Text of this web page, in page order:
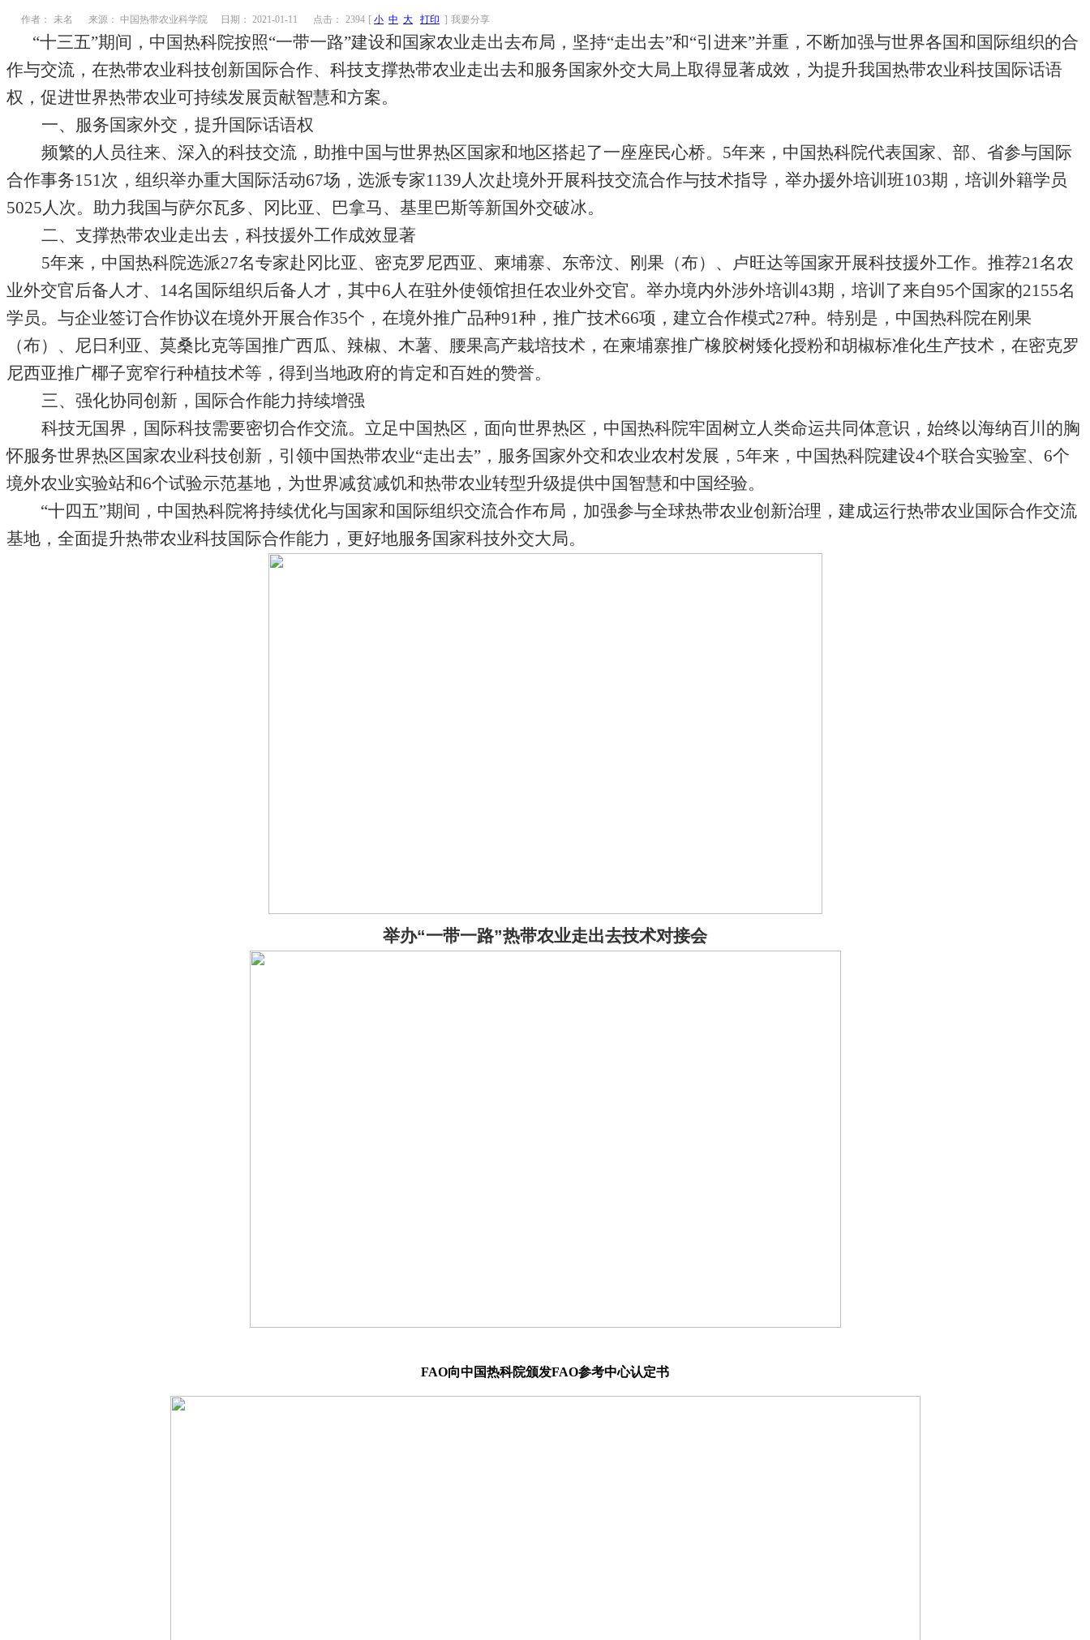
作者： 未名 来源： 中国热带农业科学院 日期： 2021-01-11 点击： 2394 [ 小 中 大 打印 ] 我要分享
“十三五”期间，中国热科院按照“一带一路”建设和国家农业走出去布局，坚持“走出去”和“引进来”并重，不断加强与世界各国和国际组织的合
作与交流，在热带农业科技创新国际合作、科技支撑热带农业走出去和服务国家外交大局上取得显著成效，为提升我国热带农业科技国际话语
权，促进世界热带农业可持续发展贡献智慧和方案。
一、服务国家外交，提升国际话语权
频繁的人员往来、深入的科技交流，助推中国与世界热区国家和地区搭起了一座座民心桥。 5年来，中国热科院代表国家、部、省参与国际
合作事务151次，组织举办重大国际活动67场，选派专家1139人次赴境外开展科技交流合作与技术指导，举办援外培训班103期，培训外籍学员
5025人次。助力我国与萨尔瓦多、冈比亚、巴拿马、基里巴斯等新国外交破冰。
二、支撑热带农业走出去，科技援外工作成效显著
5年来，中国热科院选派27名专家赴冈比亚、密克罗尼西亚、柬埔寨、东帝汶、刚果（布）、卢旺达等国家开展科技援外工作。推荐21名农
业外交官后备人才、 14名国际组织后备人才，其中6人在驻外使领馆担任农业外交官。举办境内外涉外培训 43期，培训了来自95个国家的2155名
学员。与企业签订合作协议在境外开展合作35个，在境外推广品种91种，推广技术66项，建立合作模式27种。特别是，中国热科院在刚果
（布）、尼日利亚、莫桑比克等国推广西瓜、辣椒、木薯、腰果高产栽培技术，在柬埔寨推广橡胶树矮化授粉和胡椒标准化生产技术，在密克罗
尼西亚推广椰子宽窄行种植技术等，得到当地政府的肯定和百姓的赞誉。
三、强化协同创新，国际合作能力持续增强
科技无国界，国际科技需要密切合作交流。立足中国热区，面向世界热区，中国热科院牢固树立人类命运共同体意识，始终以海纳百川的胸
怀服务世界热区国家农业科技创新，引领中国热带农业“走出去” ，服务国家外交和农业农村发展， 5年来，中国热科院建设4个联合实验室、 6个
境外农业实验站和6个试验示范基地，为世界减贫减饥和热带农业转型升级提供中国智慧和中国经验。
“十四五”期间，中国热科院将持续优化与国家和国际组织交流合作布局，加强参与全球热带农业创新治理，建成运行热带农业国际合作交流
基地，全面提升热带农业科技国际合作能力，更好地服务国家科技外交大局。
举办“一带一路”热带农业走出去技术对接会
FAO向中国热科院颁发FAO参考中心认定书